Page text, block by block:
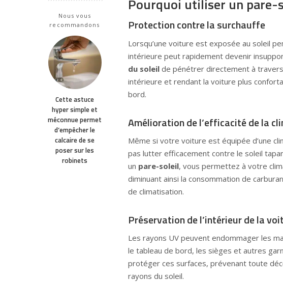
Nous vous
recommandons
Cette astuce
hyper simple et
méconnue permet
d’empêcher le
calcaire de se
poser sur les
robinets
Pourquoi utiliser un
Protection contre la surchauffe
Lorsqu’une voiture est exposée au soleil
intérieure peut rapidement devenir
du soleil de pénétrer directement à
intérieure et rendant la voiture plus
bord.
Amélioration de l’efficacité de la
Même si votre voiture est équipée d’une
pas lutter efficacement contre le soleil
un pare-soleil, vous permettez à votre
diminuant ainsi la consommation de
de climatisation.
Préservation de l’intérieur de la
Les rayons UV peuvent endommager les
le tableau de bord, les sièges et autres
protéger ces surfaces, prévenant toute
rayons du soleil.